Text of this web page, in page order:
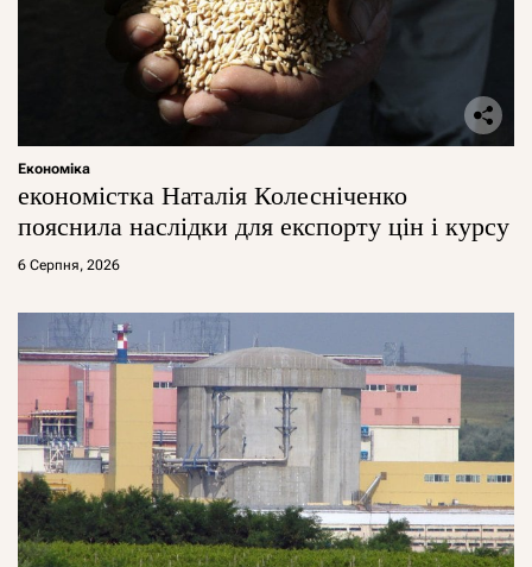
Економіка
економістка Наталія Колесніченко
пояснила наслідки для експорту цін і курсу
6 Серпня, 2026